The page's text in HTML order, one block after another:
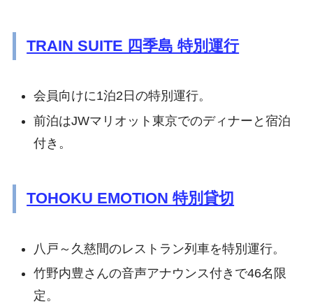
TRAIN SUITE 四季島 特別運行
会員向けに1泊2日の特別運行。
前泊はJWマリオット東京でのディナーと宿泊
付き。
TOHOKU EMOTION 特別貸切
八戸～久慈間のレストラン列車を特別運行。
竹野内豊さんの音声アナウンス付きで46名限
定。